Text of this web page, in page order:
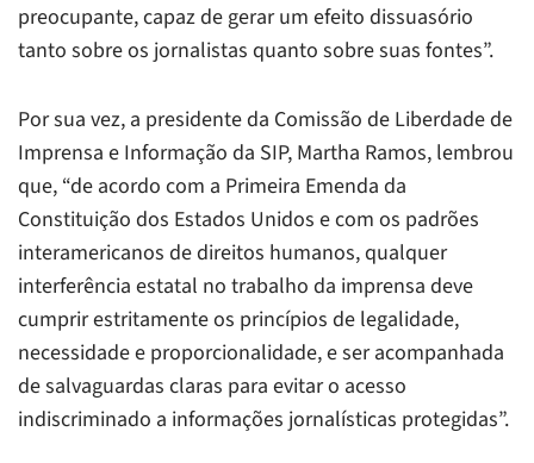
preocupante, capaz de gerar um efeito dissuasório
tanto sobre os jornalistas quanto sobre suas fontes”.
Por sua vez, a presidente da Comissão de Liberdade de
Imprensa e Informação da SIP, Martha Ramos, lembrou
que, “de acordo com a Primeira Emenda da
Constituição dos Estados Unidos e com os padrões
interamericanos de direitos humanos, qualquer
interferência estatal no trabalho da imprensa deve
cumprir estritamente os princípios de legalidade,
necessidade e proporcionalidade, e ser acompanhada
de salvaguardas claras para evitar o acesso
indiscriminado a informações jornalísticas protegidas”.